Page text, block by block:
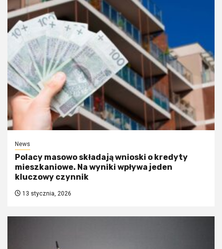
News
Polacy masowo składają wnioski o kredyty
mieszkaniowe. Na wyniki wpływa jeden
kluczowy czynnik
13 stycznia, 2026